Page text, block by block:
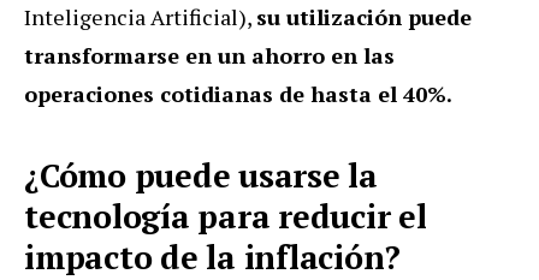
Inteligencia Artificial), su utilización puede
transformarse en un ahorro en las
operaciones cotidianas de hasta el 40%.
¿Cómo puede usarse la
tecnología para reducir el
impacto de la inflación?